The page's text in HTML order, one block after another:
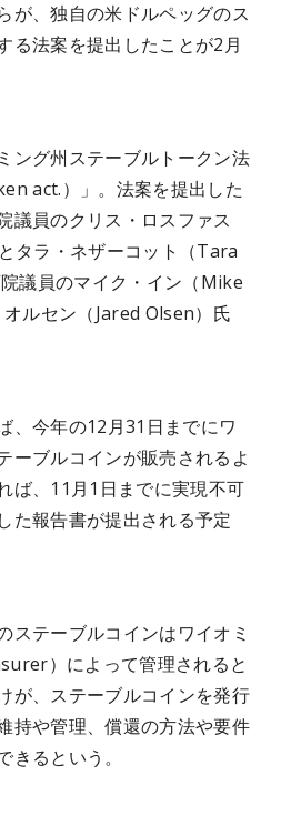
が、独自の米ドルペッグのス
る法案を提出したことが2月
ング州ステーブルトークン法
act.）」。法案を提出した
議員のクリス・ロスファス
タラ・ネザーコット（Tara
議員のマイク・イン（Mike
ルセン（Jared Olsen）氏
、今年の12月31日までにワ
ーブルコインが販売されるよ
ば、11月1日までに実現不可
た報告書が提出される予定
ステーブルコインはワイオミ
）によって管理されると
が、ステーブルコインを発行
持や管理、償還の方法や要件
きるという。